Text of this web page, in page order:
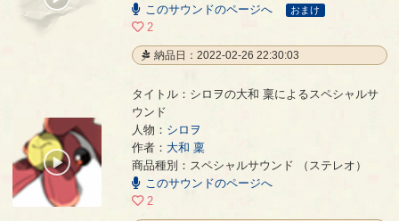
このサウンドのページへ
おまけ
2
納品日：2022-02-26 22:30:03
シロヲの大和 稟によるスペシャルサウンド
00:00
01:31
タイトル：シロヲの大和 稟によるスペシャルサ
ウンド
人物： シロヲ
作者： 大和 稟
商品種別：スペシャルサウンド （ステレオ）
このサウンドのページへ
2